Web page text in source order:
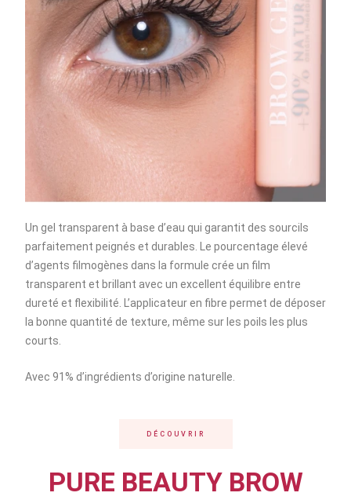
Un gel transparent à base d’eau qui garantit des sourcils
parfaitement peignés et durables. Le pourcentage élevé
d’agents filmogènes dans la formule crée un film
transparent et brillant avec un excellent équilibre entre
dureté et flexibilité. L’applicateur en fibre permet de déposer
la bonne quantité de texture, même sur les poils les plus
courts.
Avec 91% d’ingrédients d’origine naturelle.
DÉCOUVRIR
PURE BEAUTY BROW